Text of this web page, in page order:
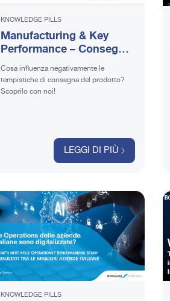
KNOWLEDGE PILLS
Manufacturing & Key
Performance – Consegna
e lead time | Videopillola
Cosa influenza negativamente le
tempistiche di consegna del prodotto?
Scoprilo con noi!
LEGGI DI PIÙ
KNOWLEDGE PILLS